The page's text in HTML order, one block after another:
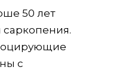
50 лет
саркопения.
с